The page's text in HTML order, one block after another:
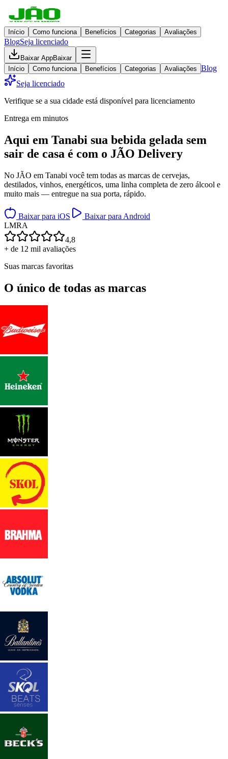
Início Como funciona Benefícios Categorias Avaliações
BlogSeja licenciado
Baixar AppBaixar
Início
Como funciona Benefícios Categorias Avaliações Blog
Seja licenciado
Verifique se a sua cidade está disponível para licenciamento
Entrega em minutos
Aqui em Tanabi sua bebida gelada sem
sair de casa é com o JÃO Delivery
No JÃO em Tanabi você tem todas as marcas de cervejas,
destilados, vinhos, energéticos, uma linha completa de zero álcool e
muito mais — entregue na sua porta, rápido.
Baixar para iOS
Baixar para Android
LMRA
4,8
+ de 12 mil avaliações
Suas marcas favoritas
O único de todas as marcas